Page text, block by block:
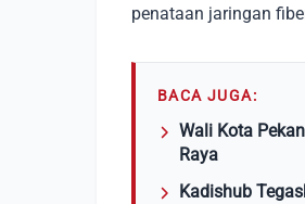
penataan jaringan
BACA JUGA:
Wali Kota
Raya
Kadishub